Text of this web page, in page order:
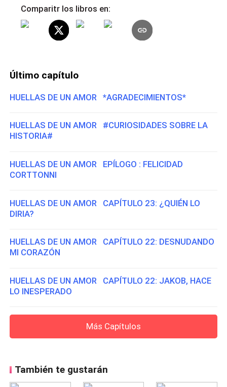
Comparitr los libros en:
Último capítulo
HUELLAS DE UN AMOR *AGRADECIMIENTOS*
HUELLAS DE UN AMOR #CURIOSIDADES SOBRE LA
HISTORIA#
HUELLAS DE UN AMOR EPÍLOGO : FELICIDAD
CORTTONNI
HUELLAS DE UN AMOR CAPÍTULO 23: ¿QUIÉN LO
DIRIA?
HUELLAS DE UN AMOR CAPÍTULO 22: DESNUDANDO
MI CORAZÓN
HUELLAS DE UN AMOR CAPÍTULO 22: JAKOB, HACE
LO INESPERADO
Más Capítulos
También te gustarán